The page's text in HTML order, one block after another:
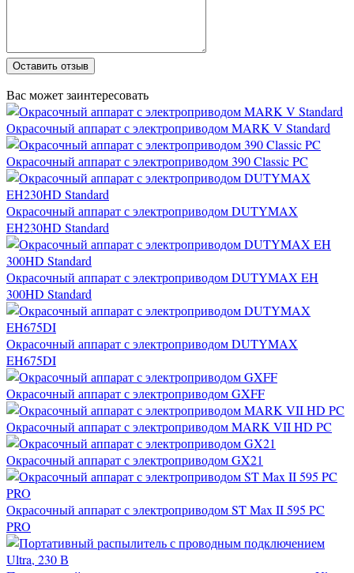
Оставить отзыв
Вас может заинтересовать
Окрасочный аппарат с электроприводом MARK V Standard
Окрасочный аппарат с электроприводом 390 Classic PC
Окрасочный аппарат с электроприводом DUTYMAX
EH230HD Standard
Окрасочный аппарат с электроприводом DUTYMAX EH
300HD Standard
Окрасочный аппарат с электроприводом DUTYMAX
EH675DI
Окрасочный аппарат с электроприводом GXFF
Окрасочный аппарат с электроприводом MARK VII HD PC
Окрасочный аппарат с электроприводом GX21
Окрасочный аппарат с электроприводом ST Max II 595 PC
PRO